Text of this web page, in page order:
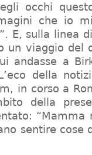
occhi
che io
E, sulla linea
un viaggio del
andasse a
della
in corso a
della
“Mamma
sentire cose